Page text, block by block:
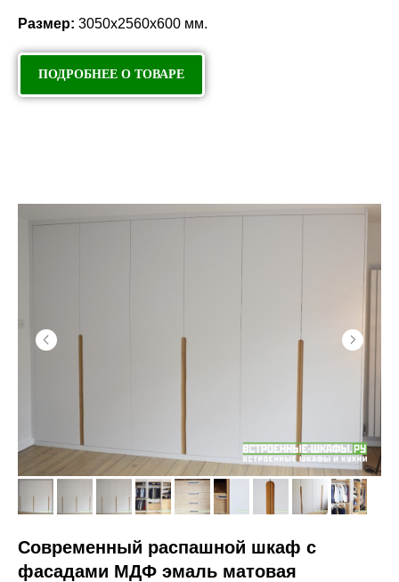
Размер: 3050х2560х600 мм.
ПОДРОБНЕЕ О ТОВАРЕ
Современный распашной шкаф с
фасадами МДФ эмаль матовая